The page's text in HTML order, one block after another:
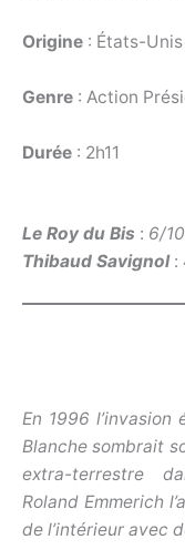
Origine : États-Unis
Genre : Action
Durée : 2h11
Le Roy du Bis : 6/10
Thibaud Savignol:
En 1996 l’invasion
Blanche sombrait
extra-terrestre
Roland Emmerich
de l’intérieur avec